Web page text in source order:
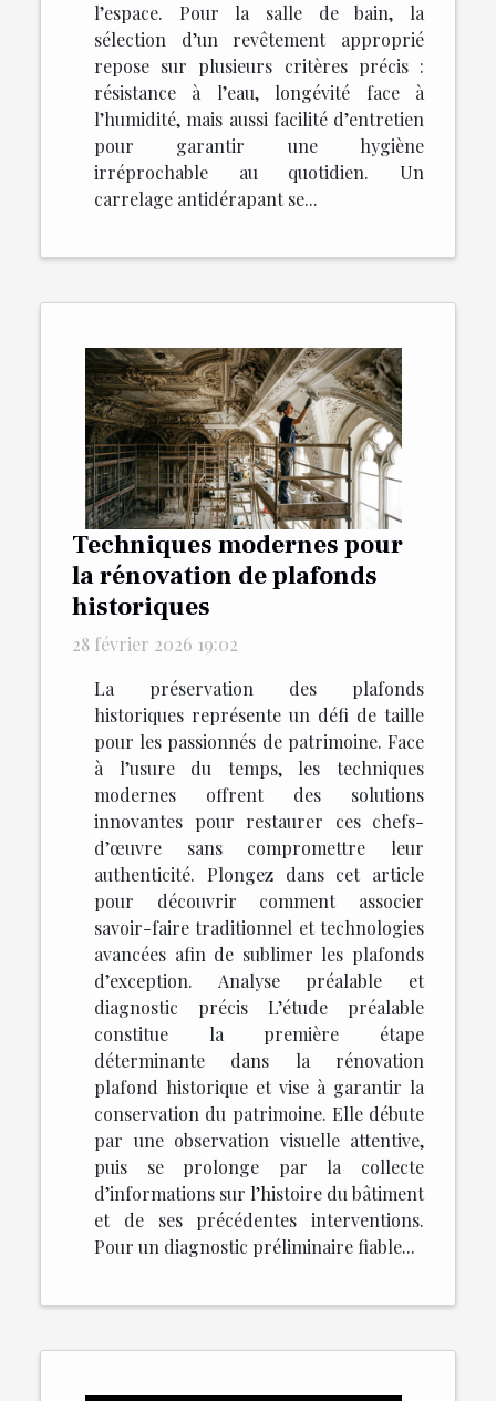
l’espace. Pour la salle de bain, la
sélection d’un revêtement approprié
repose sur plusieurs critères précis :
résistance à l’eau, longévité face à
l’humidité, mais aussi facilité d’entretien
pour garantir une hygiène
irréprochable au quotidien. Un
carrelage antidérapant se...
Techniques modernes pour
la rénovation de plafonds
historiques
28 février 2026 19:02
La préservation des plafonds
historiques représente un défi de taille
pour les passionnés de patrimoine. Face
à l’usure du temps, les techniques
modernes offrent des solutions
innovantes pour restaurer ces chefs-
d’œuvre sans compromettre leur
authenticité. Plongez dans cet article
pour découvrir comment associer
savoir-faire traditionnel et technologies
avancées afin de sublimer les plafonds
d’exception. Analyse préalable et
diagnostic précis L’étude préalable
constitue la première étape
déterminante dans la rénovation
plafond historique et vise à garantir la
conservation du patrimoine. Elle débute
par une observation visuelle attentive,
puis se prolonge par la collecte
d’informations sur l’histoire du bâtiment
et de ses précédentes interventions.
Pour un diagnostic préliminaire fiable...